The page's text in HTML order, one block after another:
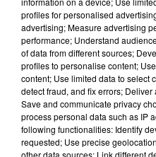
6 août 2026
Metz : une distribution de
5 août 2026
Casting de Woof : l'Euro-
4 août 2026
Officiel : Gauthier Hein quitte le
4 août 2026
Officiel : le lac de Madine
4 août 2026
profiles for personalised
advertising; Measure advertising
performance; Understand
of data from different sources;
profiles to personalise content;
content; Use limited data to select
detect fraud, and fix errors;
Save and communicate privacy
process personal data such as IP
following functionalities: Identify
requested; Use precise
other data sources; Link different